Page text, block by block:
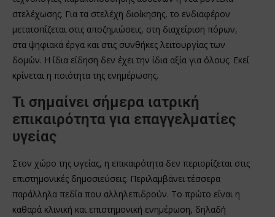
στελέχωσης. Για τα στελέχη διοίκησης, το ενδιαφέρον
μετατοπίζεται στις αποζημιώσεις, στη διαχείριση πόρων,
στα ψηφιακά έργα και στις συνθήκες λειτουργίας των
δομών. Η ίδια είδηση δεν έχει την ίδια αξία για όλους. Εκεί
κρίνεται η ποιότητα της ενημέρωσης.
Τι σημαίνει σήμερα ιατρική
επικαιρότητα για επαγγελματίες
υγείας
Στον χώρο της υγείας, η επικαιρότητα δεν περιορίζεται στις
επιστημονικές δημοσιεύσεις. Περιλαμβάνει τέσσερα
παράλληλα πεδία που αλληλεπιδρούν. Το πρώτο είναι η
καθαρά κλινική και επιστημονική ενημέρωση, δηλαδή